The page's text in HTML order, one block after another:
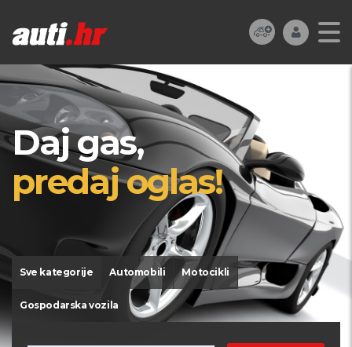
Daj gas,
predaj oglas!
Sve kategorije Automobili Motocikli
Gospodarska vozila